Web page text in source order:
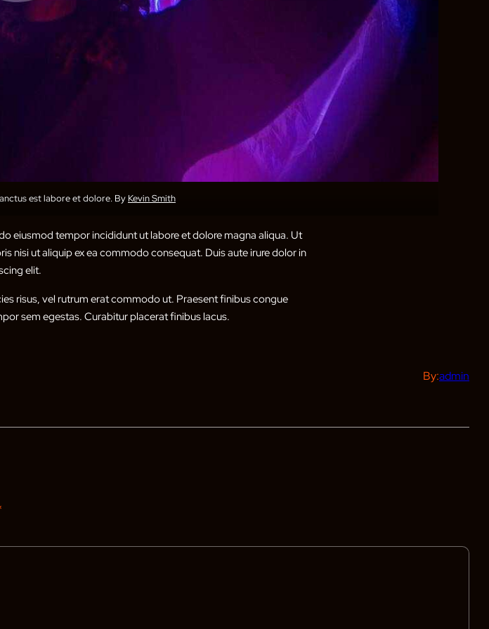
est labore et dolore. By Kevin Smith
eiusmod tempor incididunt ut labore et dolore magna aliqua. Ut
nisi ut aliquip ex ea commodo consequat. Duis aute irure dolor in
elit.
risus, vel rutrum erat commodo ut. Praesent finibus congue
sem egestas. Curabitur placerat finibus lacus.
By:admin